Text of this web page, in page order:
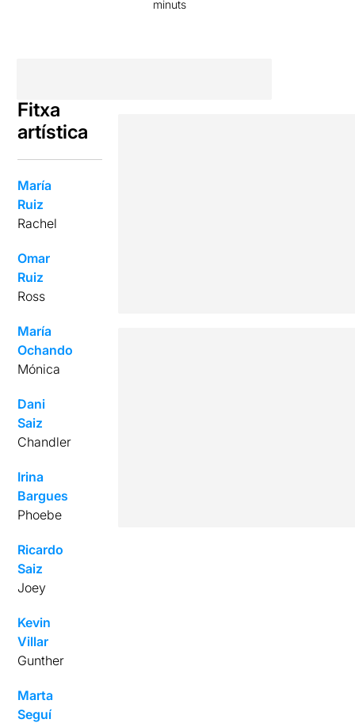
minuts
Fitxa
artística
María
Ruiz
Rachel
Omar
Ruiz
Ross
María
Ochando
Mónica
Dani
Saiz
Chandler
Irina
Bargues
Phoebe
Ricardo
Saiz
Joey
Kevin
Villar
Gunther
Marta
Seguí